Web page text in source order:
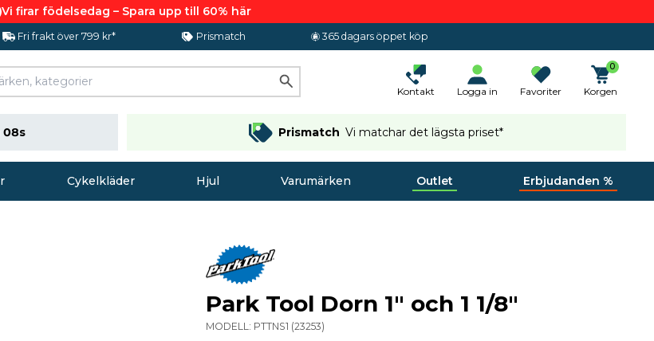
Vi firar födelsedag – Spara upp till 60% här
Fri frakt över 799 kr* Prismatch 365 dagars öppet köp
Kontakt Logga in Favoriter
0
Korgen
07s Prismatch Vi matchar det lägsta priset*
Cykelkläder Hjul Varumärken Outlet Erbjudanden %
Park Tool Dorn 1" och 1 1/8"
MODELL: PTTNS1 (23253)